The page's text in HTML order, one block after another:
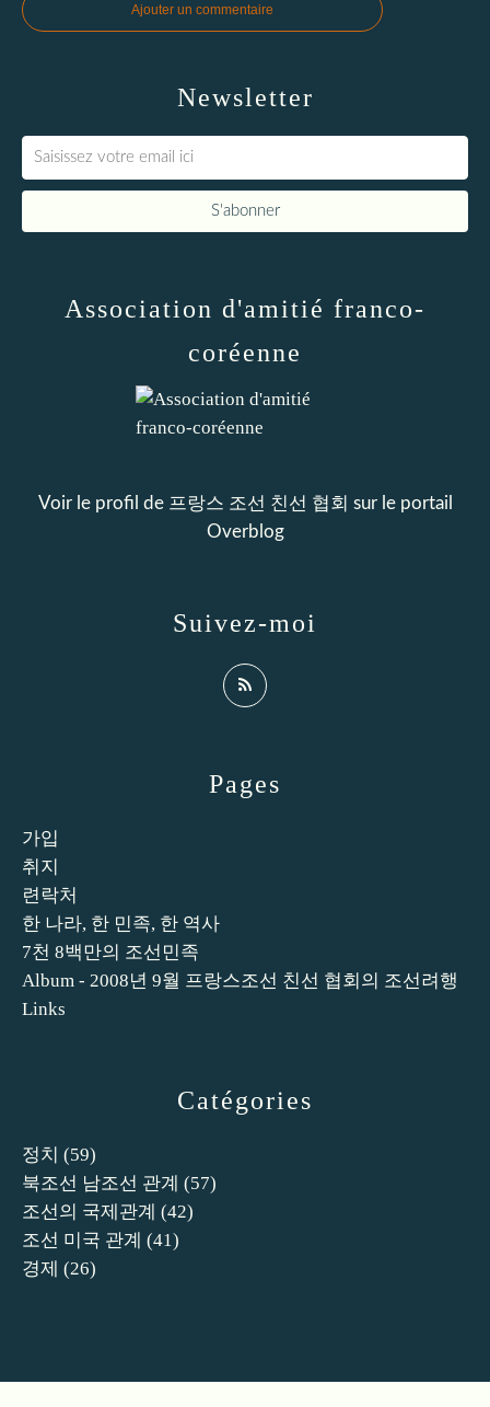
Ajouter un commentaire
Newsletter
Catégories
정치 (59)
북조선 남조선 관계 (57)
조선의 국제관계 (42)
조선 미국 관계 (41)
경제 (26)
Pages
가입
취지
련락처
한 나라, 한 민족, 한 역사
7천 8백만의 조선민족
Album - 2008년 9월 프랑스조선 친선 협회의 조선려행
Links
Association d'amitié franco-
coréenne
Voir le profil de 프랑스 조선 친선 협회 sur le portail
Overblog
Suivez-moi